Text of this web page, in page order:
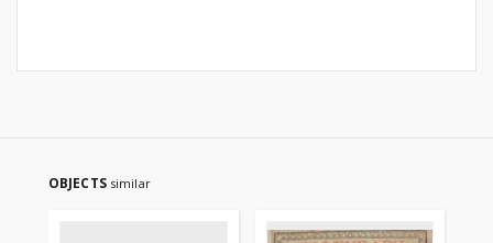
OBJECTS similar